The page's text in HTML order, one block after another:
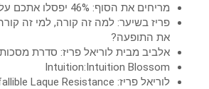
מריחים את הסוף: 46% יפסלו אתכם על חולצה מיוזעת
פריז בשיער: למה זה קורה, למי זה
את התופעה?
אלביב מבית לוריאל פריז: סדרת
Intuition:Intuition Blossom
לוריאל פריז: Infallible Laque Resistance